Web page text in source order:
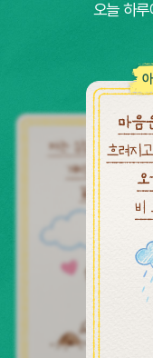
오늘 하